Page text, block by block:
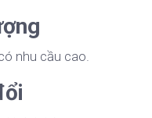
nhu cầu cao.